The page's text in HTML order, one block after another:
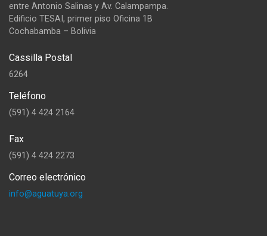
entre Antonio Salinas y Av. Calampampa.
Edificio TESAI, primer piso Oficina 1B
Cochabamba – Bolivia
Cassilla Postal
6264
Teléfono
(591) 4 424 2164
Fax
(591) 4 424 2273
Correo electrónico
info@aguatuya.org